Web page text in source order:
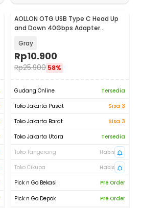
AOLLON OTG USB Type C Head Up
and Down 40Gbps Adapter
Gray
Rp10.900
Rp25.900 58%
Gudang Online
Tersedia
Toko Jakarta Pusat
Sisa 3
Toko Jakarta Barat
Sisa 3
Toko Jakarta Utara
Tersedia
Toko Tangerang
Habis
Toko Cikupa
Habis
Pick n Go Bekasi
Pre Order
Pick n Go Depok Pre Order